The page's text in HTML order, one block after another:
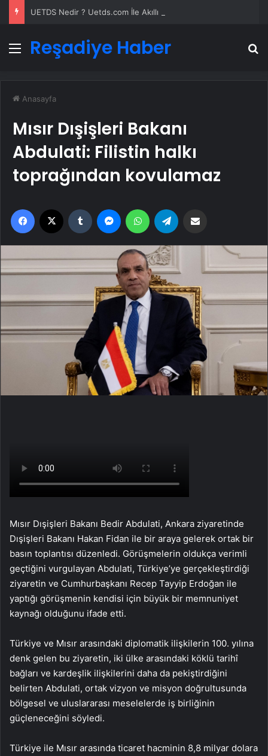
Menü
Reşadiye Haber
Anasayfa
Mısır Dışişleri Bakanı
Abdulati: Filistin halkı
toprağından kovulamaz
Facebook Tumblr MessengerWhatsApp
Mısır Dışişleri Bakanı Bedir Abdulati, Ankara ziyaretinde
Dışişleri Bakanı Hakan Fidan ile bir araya gelerek ortak bir
basın toplantısı düzenledi. Görüşmelerin oldukça verimli
geçtiğini vurgulayan Abdulati, Türkiye’ye gerçekleştirdiği
ziyaretin ve Cumhurbaşkanı Recep Tayyip Erdoğan ile
yaptığı görüşmenin kendisi için büyük bir memnuniyet
kaynağı olduğunu ifade etti.
Türkiye ve Mısır arasındaki diplomatik ilişkilerin 100. yılına
denk gelen bu ziyaretin, iki ülke arasındaki köklü tarihî
bağları ve kardeşlik ilişkilerini daha da pekiştirdiğini
belirten Abdulati, ortak vizyon ve misyon doğrultusunda
bölgesel ve uluslararası meselelerde iş birliğinin
güçleneceğini söyledi.
Türkiye ile Mısır arasında ticaret hacminin 8,8 milyar dolara